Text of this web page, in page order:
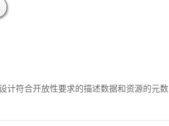
计符合开放性要求的描述数据和资源的元数